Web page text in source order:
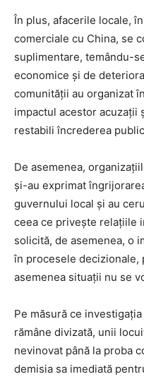
În plus, afacerile locale,
comerciale cu China, se
suplimentare, temându-
economice și de
comunității au organizat
impactul acestor acuzații
restabili încrederea
De asemenea,
și-au exprimat
guvernului local și au
ceea ce privește relațiile
solicită, de asemenea, o
în procesele decizionale,
asemenea situații nu se
Pe măsură ce
rămâne divizată, unii
nevinovat până la proba
demisia sa imediată